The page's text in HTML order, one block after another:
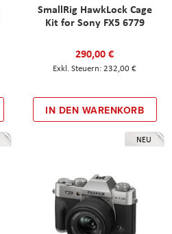
SmallRig HawkLock Cage
Kit for Sony FX5 6779
290,00 €
232,00 €
IN DEN WARENKORB
NEU